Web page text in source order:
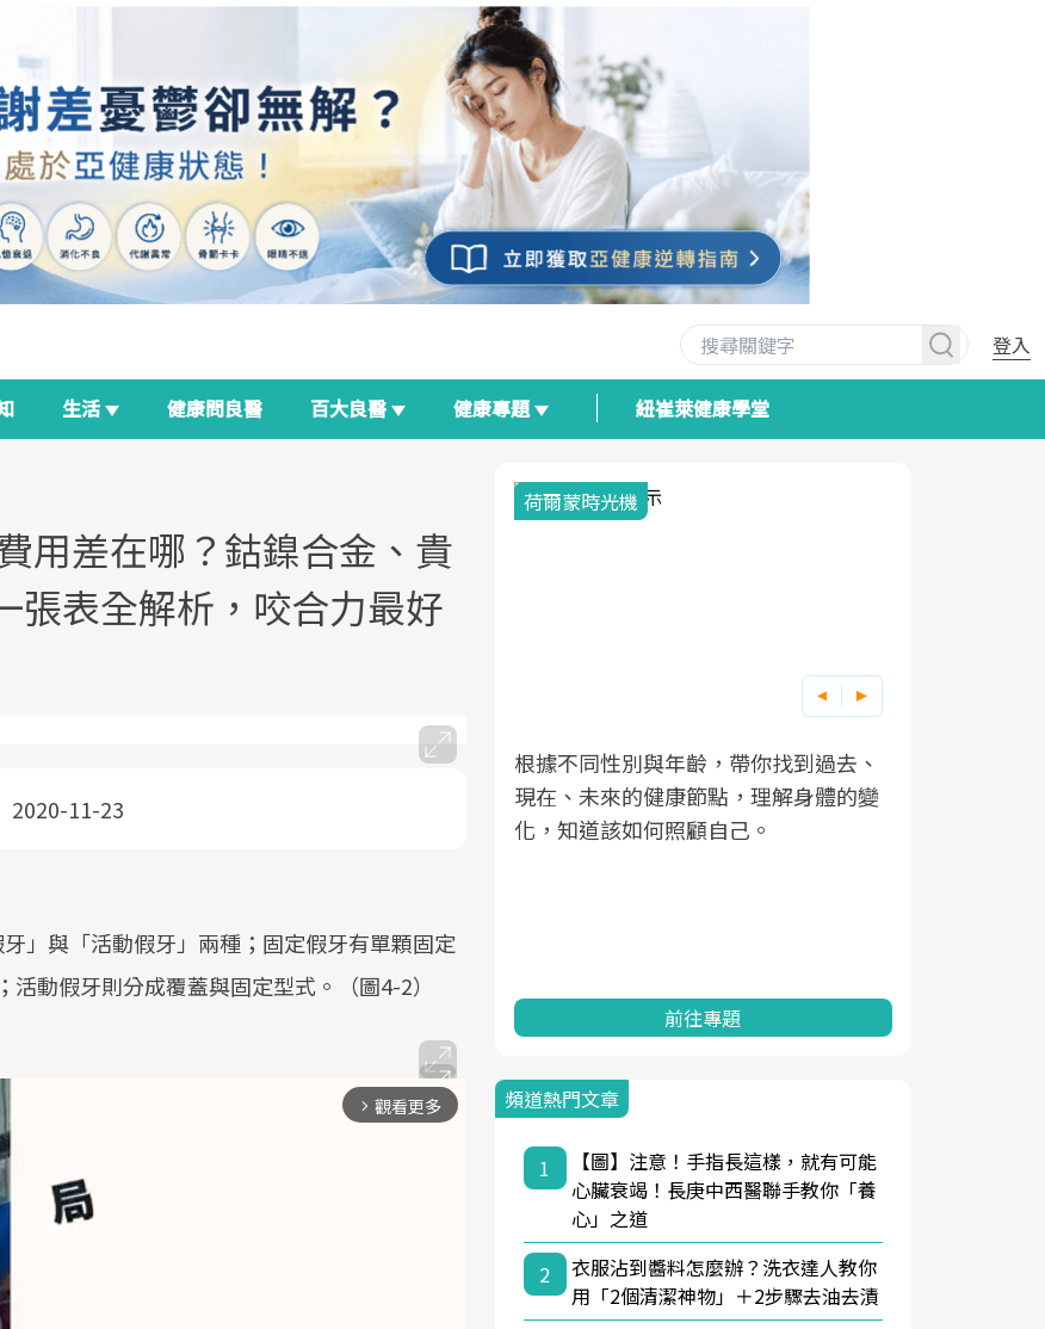
登入
生活 健康問良醫 百大良醫 健康專題 紐崔萊健康學堂
用差在哪？鈷鎳合金、貴
張表全解析，咬合力最好
2020-11-23
」與「活動假牙」兩種；固定假牙有單顆固定
動假牙則分成覆蓋與固定型式。（圖4-2）
arrow_forward_ios 觀看更多
面對超高齡社會的浪潮，台灣正在快速
邁向「健康照護」的新時代。隨著國家
政策如「健康台灣推動委員會」與「長
療院所的服務，更是民眾了解自身健康
狀況、啟動健康管理的重要起點。
2025年，就到良醫生活祭體驗「一站式
健康新生活」，從講座、體驗到運動，
全面啟動你的健康革命！
良醫健康網從「換季的身體變化」出
發，透過醫學觀點與日常感受的對話，
建立對亞健康的認知，進而引導實際的
荷爾蒙時光機
根據不同性別與年齡，帶你找到過去、
現在、未來的健康節點，理解身體的變
化，知道該如何照顧自己。
前往專題
頻道熱門文章
1
【圖】注意！手指長這樣，就有可能
心臟衰竭！長庚中西醫聯手教你「養
心」之道
2
衣服沾到醬料怎麼辦？洗衣達人教你
用「2個清潔神物」＋2步驟去油去漬